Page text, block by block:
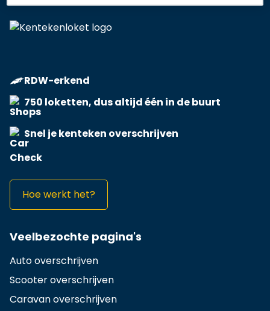
RDW-erkend
750 loketten, dus altijd één in de buurt
Snel je kenteken overschrijven
Hoe werkt het?
Veelbezochte pagina's
Auto overschrijven
Scooter overschrijven
Caravan overschrijven